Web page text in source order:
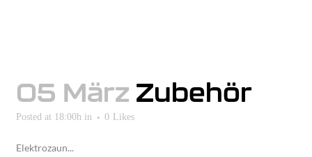
05 März Zubehör
Posted at 18:00h in 0 Likes
Elektrozaun...